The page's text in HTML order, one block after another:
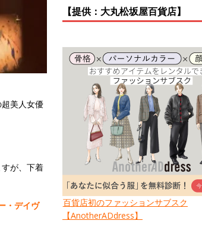
美人女優
が、下着
・デイヴ
【提供：大丸松坂屋百貨店】
百貨店初のファッションサブスク
【AnotherADdress】